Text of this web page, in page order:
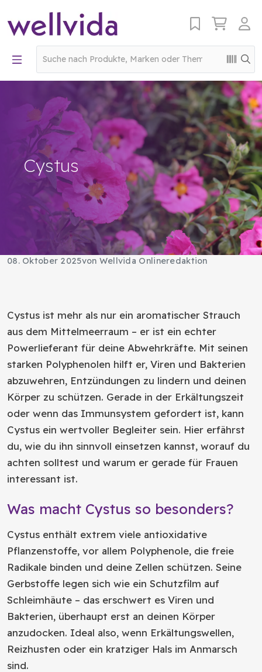
Cystus
08. Oktober 2025von Wellvida Onlineredaktion
Cystus ist mehr als nur ein aromatischer Strauch
aus dem Mittelmeerraum – er ist ein echter
Powerlieferant für deine Abwehrkräfte. Mit seinen
starken Polyphenolen hilft er, Viren und Bakterien
abzuwehren, Entzündungen zu lindern und deinen
Körper zu schützen. Gerade in der Erkältungszeit
oder wenn das Immunsystem gefordert ist, kann
Cystus ein wertvoller Begleiter sein. Hier erfährst
du, wie du ihn sinnvoll einsetzen kannst, worauf du
achten solltest und warum er gerade für Frauen
interessant ist.
Was macht Cystus so besonders?
Cystus enthält extrem viele antioxidative
Pflanzenstoffe, vor allem Polyphenole, die freie
Radikale binden und deine Zellen schützen. Seine
Gerbstoffe legen sich wie ein Schutzfilm auf
Schleimhäute – das erschwert es Viren und
Bakterien, überhaupt erst an deinen Körper
anzudocken. Ideal also, wenn Erkältungswellen,
Reizhusten oder ein kratziger Hals im Anmarsch
sind.